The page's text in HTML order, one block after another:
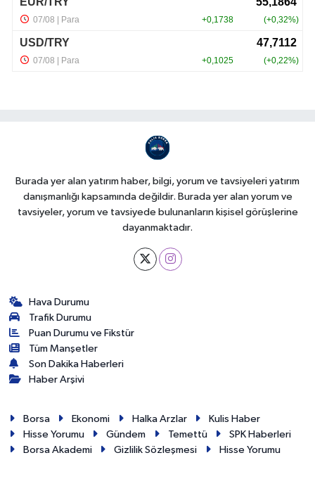
Burada yer alan yatırım haber, bilgi, yorum ve tavsiyeleri yatırım
danışmanlığı kapsamında değildir. Burada yer alan yorum ve
tavsiyeler, yorum ve tavsiyede bulunanların kişisel görüşlerine
dayanmaktadır.
Hava Durumu
Trafik Durumu
Puan Durumu ve Fikstür
Tüm Manşetler
Son Dakika Haberleri
Haber Arşivi
Borsa Ekonomi Halka Arzlar
Kulis Haber
Hisse Yorumu
Gündem Temettü
SPK Haberleri
Borsa Akademi
Gizlilik Sözleşmesi Hisse Yorumu